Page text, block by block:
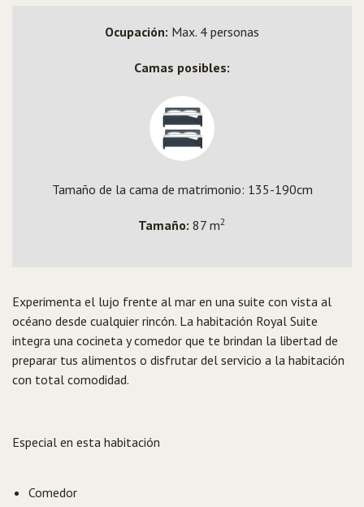
Ocupación: Max. 4 personas
Camas posibles:
Tamaño de la cama de matrimonio: 135-190cm
Tamaño: 87 m2
Experimenta el lujo frente al mar en una suite con vista al
océano desde cualquier rincón. La habitación Royal Suite
integra una cocineta y comedor que te brindan la libertad de
preparar tus alimentos o disfrutar del servicio a la habitación
con total comodidad.
Especial en esta habitación
Comedor